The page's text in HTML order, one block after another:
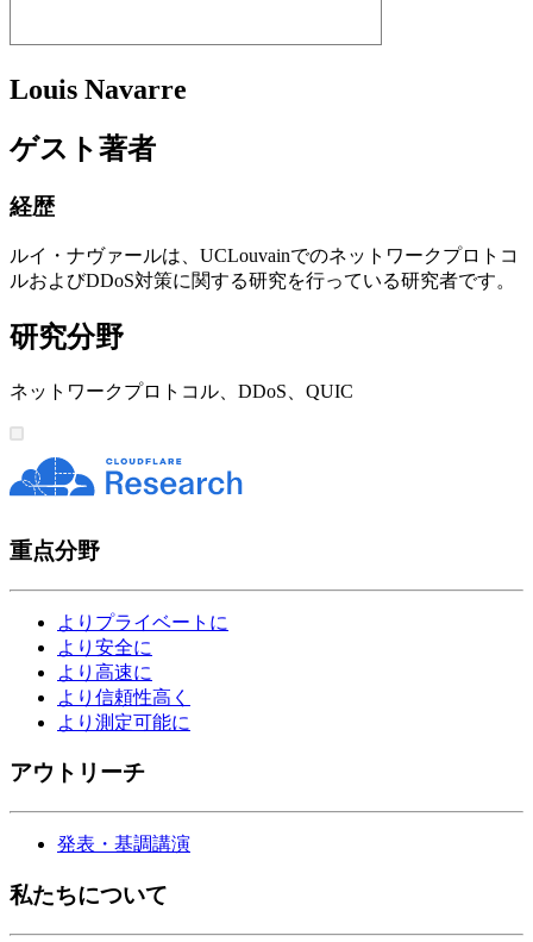
Louis Navarre
ゲスト著者
経歴
ルイ・ナヴァールは、UCLouvainでのネットワークプロトコ
ルおよびDDoS対策に関する研究を行っている研究者です。
研究分野
ネットワークプロトコル、DDoS、QUIC
重点分野
よりプライベートに
より安全に
より高速に
より信頼性高く
より測定可能に
アウトリーチ
発表・基調講演
私たちについて